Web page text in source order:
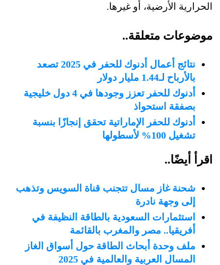
الحرارية الأرضية، أو غيرها.
موضوعات متعلقة..
نتائج أعمال أدنوك للحفر في 2025 تصعد
بالأرباح لـ1.44 مليار دولار
أدنوك للحفر تعزز وجودها في 4 دول خليجية
بصفقة استحواذ
أدنوك للحفر الإماراتية تحقق إنجازًا بنسبة
تشغيل 100% لأسطولها
اقرأ أيضًا..
شحنة غاز مسال تتجنب قناة السويس وتذهب
إلى وجهة نادرة
استثمارات السعودية بالطاقة النظيفة في
أفريقيا.. مصر والمغرب بالقائمة
ملف وحدة أبحاث الطاقة حول أسواق الغاز
المسال العربية والعالمية في 2025